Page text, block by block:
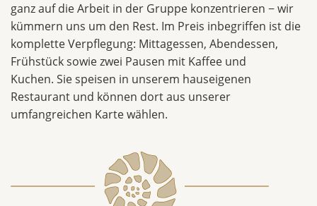
ganz auf die Arbeit in der Gruppe konzentrieren − wir
kümmern uns um den Rest. Im Preis inbegriffen ist die
komplette Verpflegung: Mittagessen, Abendessen,
Frühstück sowie zwei Pausen mit Kaffee und
Kuchen. Sie speisen in unserem hauseigenen
Restaurant und können dort aus unserer
umfangreichen Karte wählen.